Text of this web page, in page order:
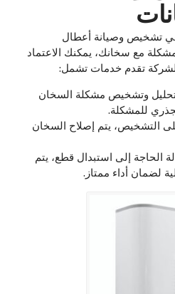
تشخيص وصيانة أعطال
مع سخانك، يمكنك الاعتماد
تقدم خدمات تشمل:
تحليل وتشخيص مشكلة السخان
للمشكلة.
التشخيص، يتم إصلاح السخان
الحاجة إلى استبدال قطع، يتم
لضمان أداء ممتاز.